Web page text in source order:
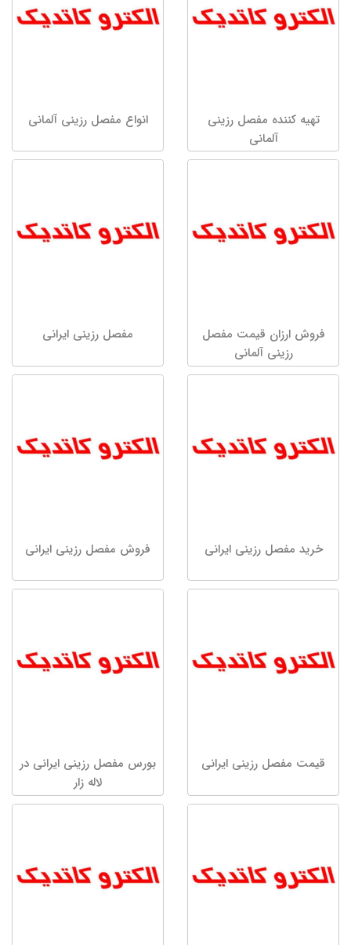
تهیه کننده مفصل رزینی
آلمانی
انواع مفصل رزینی آلمانی
فروش ارزان قیمت مفصل
رزینی آلمانی
مفصل رزینی ایرانی
خرید مفصل رزینی ایرانی فروش مفصل رزینی ایرانی
قیمت مفصل رزینی ایرانی
بورس مفصل رزینی ایرانی در
لاله زار